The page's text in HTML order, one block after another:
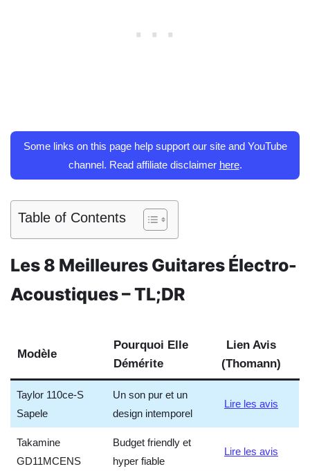
Some links on this page help support our site and YouTube
channel. Read affiliate disclaimer here.
Table of Contents
Les 8 Meilleures Guitares Électro-
Acoustiques – TL;DR
Modèle
Pourquoi Elle
Démérite
Lien Avis
(Thomann)
Taylor 110ce-S
Sapele
Un son pur et un
design intemporel
Lire les avis
Takamine
GD11MCENS
Budget friendly et
hyper fiable
Lire les avis